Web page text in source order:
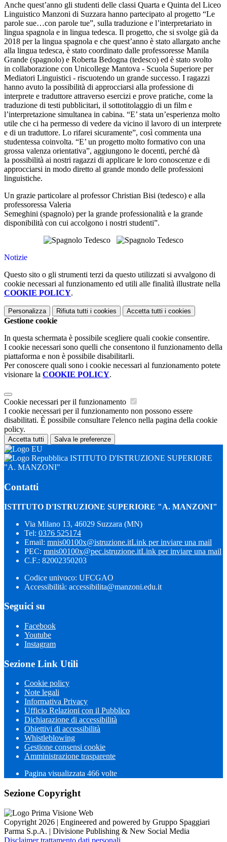
Anche quest’anno gli studenti delle classi Quarta e Quinta del Liceo
Linguistico Manzoni di Suzzara hanno partecipato al progetto “Le
parole sue…con parole tue”, sulla traduzione e l’interpretariato in
lingua spagnola e in lingua tedesca. Il progetto, che si svolge già da
2018 per la lingua spagnola e che quest’anno è stato allargato anche
alla lingua tedesca, è stato coordinato dalle professoresse Manila
Grande (spagnolo) e Roberta Bedogna (tedesco) ed è stato svolto
in collaborazione con Unicollege Mantova - Scuola Superiore per
Mediatori Linguistici - riscuotendo un grande successo. I ragazzi
hanno avuto la possibilità di approcciarsi alla professione di
interprete e traduttore attraverso esercizi e prove pratiche, come la
traduzione di testi pubblicitari, il sottotitolaggio di un film e
l’interpretazione simultanea in cabina. “E’ stata un’esperienza molto
utile che ci ha permesso di vedere da vicino il lavoro di un interprete
e di un traduttore. Lo rifarei sicuramente”, così commenta una
studentessa coinvolta. “E’ un progetto molto formativo con una
grossa valenza orientativa”, aggiungono le docenti, perché dà
la possibilità ai nostri ragazzi di applicare le loro conoscenze e di
approcciarsi in modo diretto al grande mondo delle professioni
linguistiche.
Un grazie particolare al professor Christian Bisi (tedesco) e alla
professoressa Valeria
Semeghini (spagnolo) per la grande professionalità e la grande
disponibilità con cui accolgono i nostri studenti”.
Notizie
Questo sito o gli strumenti terzi da questo utilizzati si avvalgono di
cookie necessari al funzionamento ed utili alle finalità illustrate nella
COOKIE POLICY.
Personalizza Rifiuta tutti i cookies Accetta tutti i cookies
Gestione cookie
In questa schermata è possibile scegliere quali cookie consentire.
I cookie necessari sono quelli che consentono il funzionamento della
piattaforma e non è possibile disabilitarli.
Per conoscere quali sono i cookie necessari al funzionamento potete
visionare la COOKIE POLICY.
Cookie necessari per il funzionamento
I cookie necessari per il funzionamento non possono essere
disabilitati. È possibile consultare l'elenco nella pagina della cookie
policy.
Accetta tutti Salva le preferenze
ISTITUTO D'ISTRUZIONE SUPERIORE
"A. MANZONI"
Contatti
ISTITUTO D'ISTRUZIONE SUPERIORE "A. MANZONI"
Via Milano 13, 46029 Suzzara (MN)
Tel: 0376 525174
Email: mnis00100x@istruzione.itLink per inviare una mail
PEC: mnis00100x@pec.istruzione.itLink per inviare una mail
C.F.: 82002350203
Codice univoco: UFCGAO
Accessibilità: accessibilita@manzoni.edu.it
Seguici su
Facebook
Youtube
Instagram
Sezione Link Utili
Cookie policy
Note legali
Informativa Privacy
Ufficio Relazioni con il Pubblico
Dichiarazione di accessibilità
Obiettivi di accessibilità
Whistleblowing
Gestione consensi cookie
Amministrazione trasparente
Pagina visualizzata 466 volte
Sezione Copyright
Copyright 2026 | Engineered and powered by Gruppo Spaggiari
Parma S.p.A. | Divisione Publishing & New Social Media
Disclaimer trattamento dati personali